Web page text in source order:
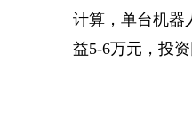
计算，单台机器
益5-6万元，投